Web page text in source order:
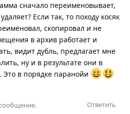
сначало переименовывает,
Если так, то походу косяк
скопировал и не
в архив работает и
видит дубль, предлагает мне
ну и в результате они в
Это в порядке паранойи
Ответить